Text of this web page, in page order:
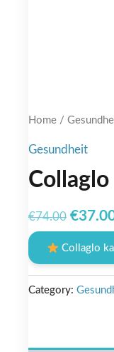
Home /
Gesundheit
Collaglo
€74.00
was:
€
Collaglo
Category: